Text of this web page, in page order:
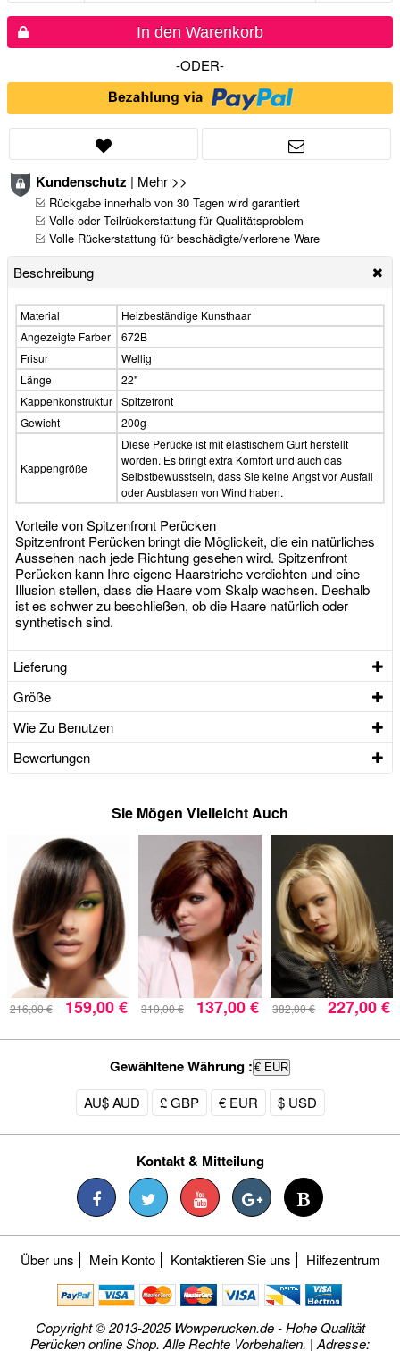
In den Warenkorb
-ODER-
Kundenschutz | Mehr >>
Rückgabe innerhalb von 30 Tagen wird garantiert
Volle oder Teilrückerstattung für Qualitätsproblem
Volle Rückerstattung für beschädigte/verlorene Ware
Beschreibung
Material
Heizbeständige Kunsthaar
Angezeigte Farber
672B
Frisur
Wellig
Länge
22"
Kappenkonstruktur Spitzefront
Gewicht
200g
Kappengröße
Diese Perücke ist mit elastischem Gurt herstellt
worden. Es bringt extra Komfort und auch das
Selbstbewusstsein, dass Sie keine Angst vor Ausfall
oder Ausblasen von Wind haben.
Vorteile von Spitzenfront Perücken
Spitzenfront Perücken bringt die Möglickeit, die ein natürliches
Aussehen nach jede Richtung gesehen wird. Spitzenfront
Perücken kann Ihre eigene Haarstriche verdichten und eine
Illusion stellen, dass die Haare vom Skalp wachsen. Deshalb
ist es schwer zu beschließen, ob die Haare natürlich oder
synthetisch sind.
Lieferung
Größe
Wie Zu Benutzen
Bewertungen
Sie Mögen Vielleicht Auch
216,00 € 159,00 € 310,00 € 137,00 € 382,00 € 227,00 €
Gewähltene Währung : € EUR
AU$ AUD £ GBP € EUR $ USD
Kontakt & Mitteilung
Über uns Mein Konto Kontaktieren Sie uns Hilfezentrum
Copyright © 2013-2025 Wowperucken.de - Hohe Qualität
Perücken online Shop. Alle Rechte Vorbehalten. | Adresse: